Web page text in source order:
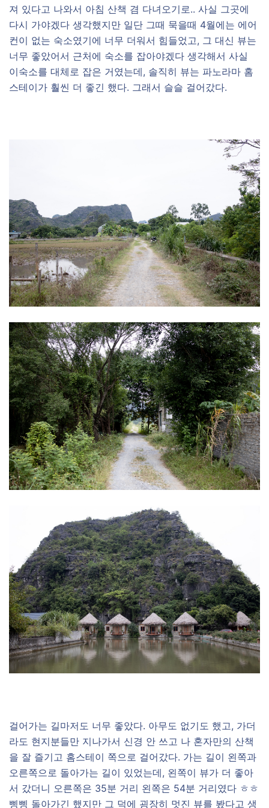
져 있다고 나와서 아침 산책 겸 다녀오기로.. 사실 그곳에
다시 가야겠다 생각했지만 일단 그때 묵을때 4월에는 에어
컨이 없는 숙소였기에 너무 더워서 힘들었고, 그 대신 뷰는
너무 좋았어서 근처에 숙소를 잡아야겠다 생각해서 사실
이숙소를 대체로 잡은 거였는데, 솔직히 뷰는 파노라마 홈
스테이가 훨씬 더 좋긴 했다. 그래서 슬슬 걸어갔다.
걸어가는 길마저도 너무 좋았다. 아무도 없기도 했고, 가더
라도 현지분들만 지나가서 신경 안 쓰고 나 혼자만의 산책
을 잘 즐기고 홈스테이 쪽으로 걸어갔다. 가는 길이 왼쪽과
오른쪽으로 돌아가는 길이 있었는데, 왼쪽이 뷰가 더 좋아
서 갔더니 오른쪽은 35분 거리 왼쪽은 54분 거리였다 ㅎㅎ
삥삥 돌아가긴 했지만 그 덕에 굉장히 멋진 뷰를 봤다고 생